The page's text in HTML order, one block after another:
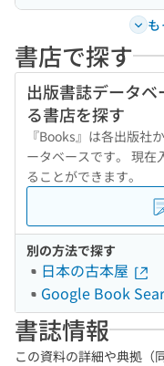
も
書店で探す
出版書誌データベ
る書店を探す
『Books』は各出版社
ータベースです。 現在
ることができます。
別の方法で探す
日本の古本屋
Google Book
書誌情報
この資料の詳細や典拠（